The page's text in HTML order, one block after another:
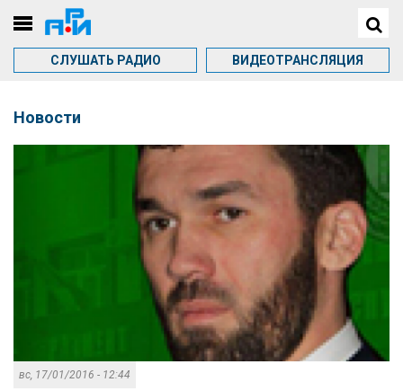
СЛУШАТЬ РАДИО ВИДЕОТРАНСЛЯЦИЯ
Новости
вс, 17/01/2016 - 12:44